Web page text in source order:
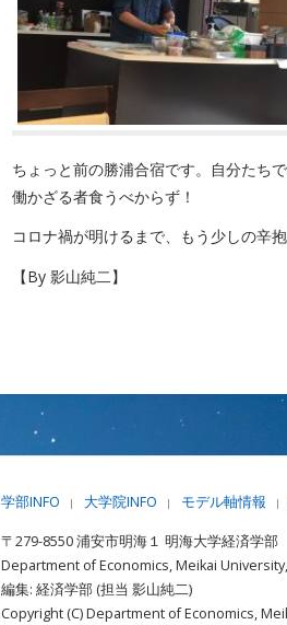
ちょっと前の勝浦合宿です。自分たちで
働かざる者食うべからず！
コロナ禍が明けるまで、もう少しの辛抱
【By 影山純二】
学部INFO | 大学院INFO | モデル軸情報 |
〒279-8550 浦安市明海１ 明海大学経済学部
Department of Economics, Meikai
編集: 経済学部 (担当 影山純二)
Copyright (C) Department of Economics,